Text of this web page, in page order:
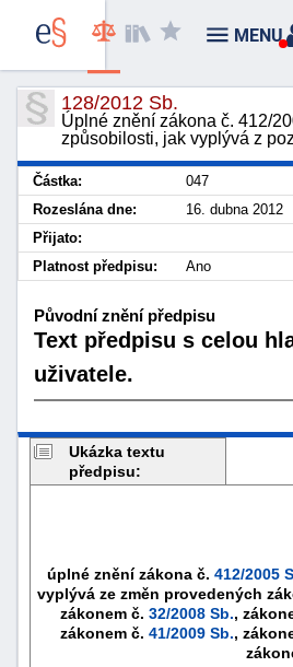
128/2012 Sb.
Úplné znění zákona č. 412/
způsobilosti, jak vyplývá z
Částka: 047
Rozeslána dne:
16. dubna 2012
Přijato:
Platnost předpisu:
Ano
Původní znění předpisu
Text předpisu s celou
uživatele.
Ukázka textu
předpisu:
úplné znění zákona č. 412/2005
vyplývá ze změn provedených
zákonem č. 32/2008 Sb.,
zákonem č. 41/2009 Sb.,
MENU